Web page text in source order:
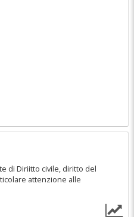
di Diriitto civile, diritto del
attenzione alle